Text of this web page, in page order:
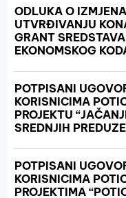
ODLUKA O
UTVRĐIVANJU
GRANT
EKONOMSKOG
POTPISANI
KORISNICIMA
PROJEKTU
SREDNJIH
POTPISANI
KORISNICIMA
PROJEKTIMA